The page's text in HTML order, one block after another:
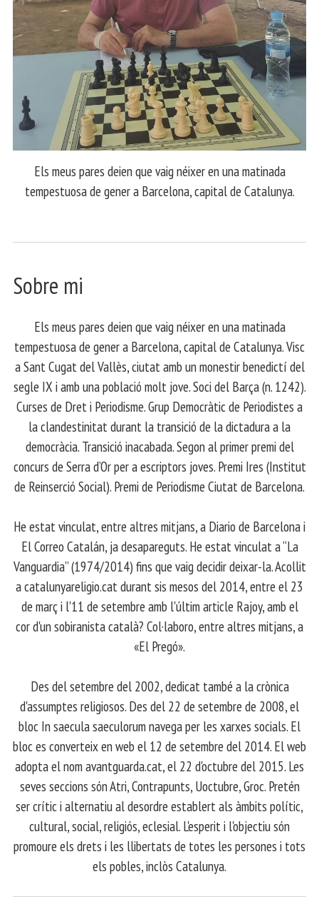
Els meus pares deien que vaig néixer en una matinada
tempestuosa de gener a Barcelona, capital de Catalunya.
Sobre mi
Els meus pares deien que vaig néixer en una matinada
tempestuosa de gener a Barcelona, capital de Catalunya. Visc
a Sant Cugat del Vallès, ciutat amb un monestir benedictí del
segle IX i amb una població molt jove. Soci del Barça (n. 1242).
Curses de Dret i Periodisme. Grup Democràtic de Periodistes a
la clandestinitat durant la transició de la dictadura a la
democràcia. Transició inacabada. Segon al primer premi del
concurs de Serra d’Or per a escriptors joves. Premi Ires (Institut
de Reinserció Social). Premi de Periodisme Ciutat de Barcelona.
​ He estat vinculat, entre altres mitjans, a Diario de Barcelona i
El Correo Catalán, ja desapareguts. He estat vinculat a “La
Vanguardia” (1974/2014) fins que vaig decidir deixar-la. Acollit
a catalunyareligio.cat durant sis mesos del 2014, entre el 23
de març i l'11 de setembre amb l'últim article Rajoy, amb el
cor d'un sobiranista català? Col·laboro, entre altres mitjans, a
«El Pregó».
​ Des del setembre del 2002, dedicat també a la crònica
d'assumptes religiosos. Des del 22 de setembre de 2008, el
bloc In saecula saeculorum navega per les xarxes socials. El
bloc es converteix en web el 12 de setembre del 2014. El web
adopta el nom avantguarda.cat, el 22 d'octubre del 2015. Les
seves seccions són Atri, Contrapunts, Uoctubre, Groc. Pretén
ser crític i alternatiu al desordre establert als àmbits polític,
cultural, social, religiós, eclesial. L'esperit i l'objectiu són
promoure els drets i les llibertats de totes les persones i tots
els pobles, inclòs Catalunya.